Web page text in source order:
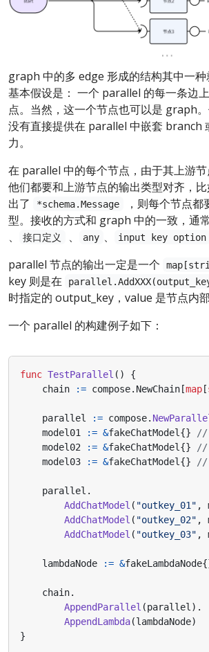
graph 中的多 edge 形成的结构其中一
基本假设是： 一个 parallel 的每一条边
点。当然，这一个节点也可以是 graph
没有直接提供在 parallel 中嵌套 branch
力。
在 parallel 中的每个节点，由于其上游
他们都要和上游节点的输出类型对齐，
出了
*schema.Message
，则每个节点
型。接收的方式和 graph 中的一致，通
、 接口定义 、 any 、 input key option
parallel 节点的输出一定是一个
key 则是在
时指定的 output_key，value 是节点内部
一个 parallel 的构建例子如下：
func TestParallel ()
{
chain
:= compose. NewChain [map [
parallel := compose.
model01
:= &fakeChatModel {}
//
model02
:= &fakeChatModel {}
//
model03
:= &fakeChatModel {} //
parallel .
AddChatModel ( "outkey_01" ,
AddChatModel ( "outkey_02" ,
AddChatModel ( "outkey_03" ,
lambdaNode := &fakeLambdaNode
chain.
AppendParallel (parallel ).
AppendLambda(lambdaNode)
}